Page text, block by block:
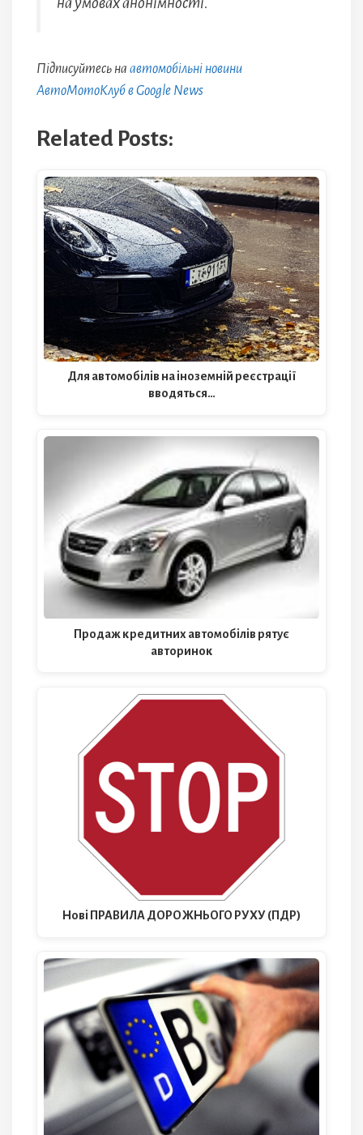
Підписуйтесь на автомобільні новини
АвтоМотоКлуб в Google News
Related Posts:
Для автомобілів на іноземній реєстрації
вводяться…
Продаж кредитних автомобілів рятує
авторинок
Нові ПРАВИЛА ДОРОЖНЬОГО РУХУ (ПДР)